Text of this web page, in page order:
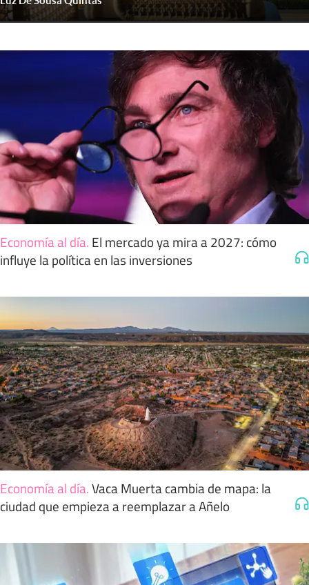
Economía al día. El mercado ya mira a 2027: cómo
influye la política en las inversiones
Economía al día.Vaca Muerta cambia de mapa: la
ciudad que empieza a reemplazar a Añelo